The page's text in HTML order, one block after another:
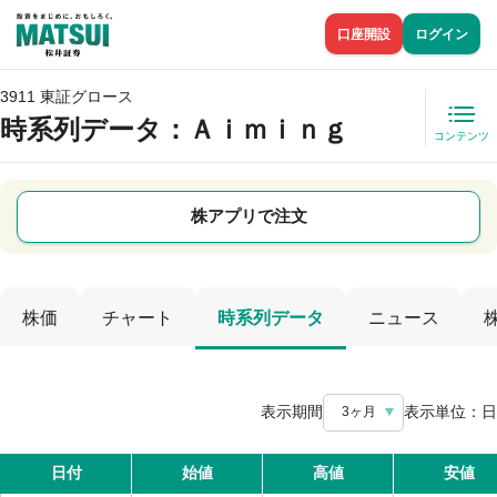
口座開設 ログイン
3911 東証グロース
時系列データ ：Ａｉｍｉｎｇ コンテンツ
株アプリで注文
株価 チャート 時系列データ ニュース
表示期間 3ヶ月 表示単位： 日
日付 始値 高値 安値